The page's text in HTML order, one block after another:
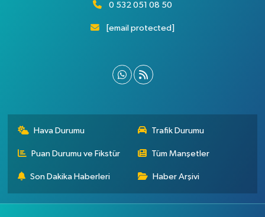
0 532 051 08 50
[email protected]
Hava Durumu Trafik Durumu
Puan Durumu ve Fikstür Tüm Manşetler
Son Dakika Haberleri Haber Arşivi